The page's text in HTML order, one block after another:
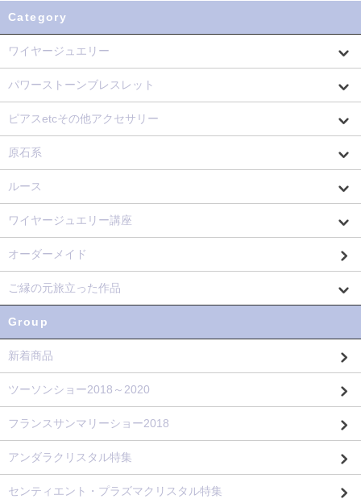
Category
ワイヤージュエリー
パワーストーンブレスレット
ピアスetcその他アクセサリー
原石系
ルース
ワイヤージュエリー講座
オーダーメイド
ご縁の元旅立った作品
Group
新着商品
ツーソンショー2018～2020
フランスサンマリーショー2018
アンダラクリスタル特集
センティエント・プラズマクリスタル特集